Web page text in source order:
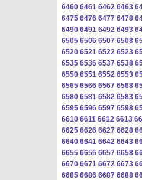
6460 6461 6462 6463
6475 6476 6477 6478
6490 6491 6492 6493
6505 6506 6507 6508
6520 6521 6522 6523
6535 6536 6537 6538
6550 6551 6552 6553
6565 6566 6567 6568
6580 6581 6582 6583
6595 6596 6597 6598
6610 6611 6612 6613
6625 6626 6627 6628
6640 6641 6642 6643
6655 6656 6657 6658
6670 6671 6672 6673
6685 6686 6687 6688